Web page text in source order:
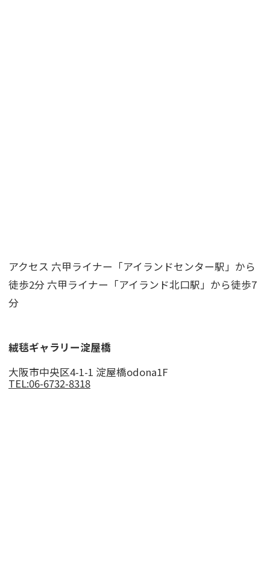
アクセス 六甲ライナー「アイランドセンター駅」から
徒歩2分 六甲ライナー「アイランド北口駅」から徒歩7
分
絨毯ギャラリー淀屋橋
大阪市中央区4-1-1 淀屋橋odona1F
TEL:06-6732-8318